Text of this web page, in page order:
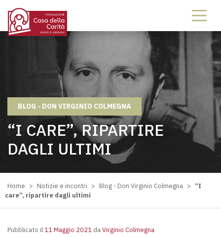
BLOG - DON VIRGINIO COLMEGNA
“I CARE”, RIPARTIRE
DAGLI ULTIMI
Home > Notizie e incontri > Blog - Don Virginio Colmegna > “I
care”, ripartire dagli ultimi
Pubblicato il 11 Maggio 2021 daVirginio Colmegna